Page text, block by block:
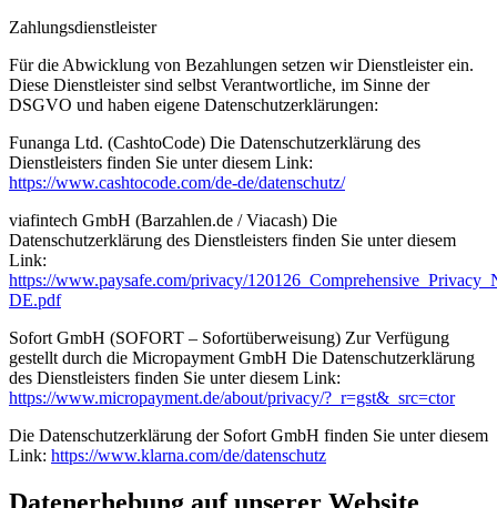
‍Zahlungsdienstleister
‍Für die Abwicklung von Bezahlungen setzen wir Dienstleister ein.
Diese Dienstleister sind selbst Verantwortliche, im Sinne der
DSGVO und haben eigene Datenschutzerklärungen:
Funanga Ltd. (CashtoCode) Die Datenschutzerklärung des
Dienstleisters finden Sie unter diesem Link:
https://www.cashtocode.com/de-de/datenschutz/
viafintech GmbH (Barzahlen.de / Viacash) Die
Datenschutzerklärung des Dienstleisters finden Sie unter diesem
Link:
https://www.paysafe.com/privacy/
DE.pdf
Sofort GmbH (SOFORT – Sofortüberweisung) Zur Verfügung
gestellt durch die Micropayment GmbH Die Datenschutzerklärung
des Dienstleisters finden Sie unter diesem Link:
https://www.micropayment.de/about/privacy/?_r=gst&_src=ctor
Die Datenschutzerklärung der Sofort GmbH finden Sie unter diesem
Link: https://www.klarna.com/de/datenschutz
Datenerhebung auf unserer Website